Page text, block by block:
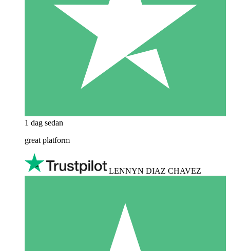
1 dag sedan
great platform
LENNYN DIAZ CHAVEZ